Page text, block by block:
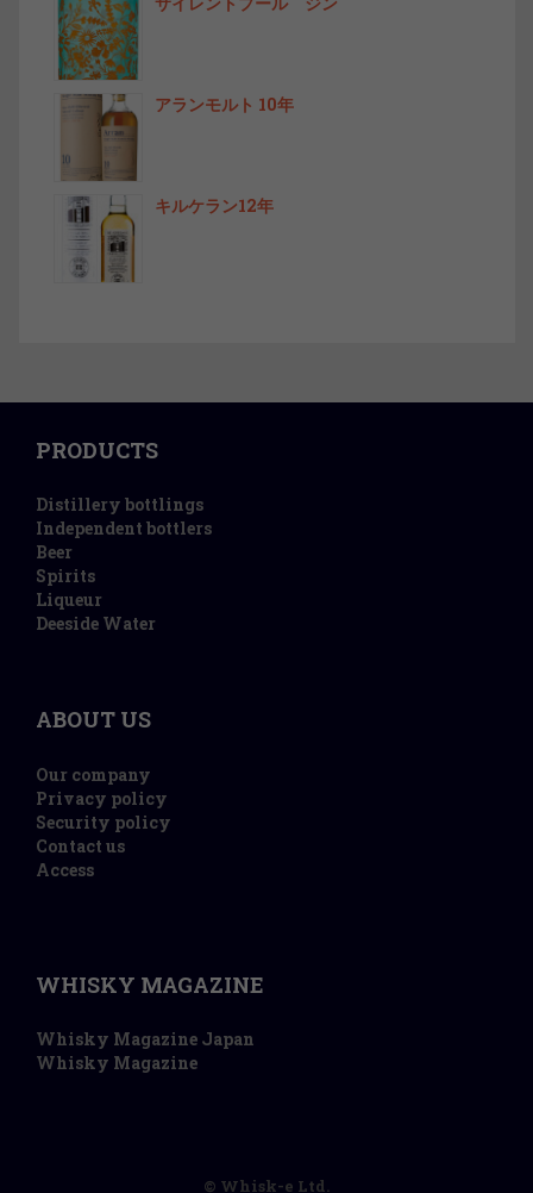
アランモルト 10年
キルケラン12年
PRODUCTS
Distillery bottlings
Independent bottlers
Beer
Spirits
Liqueur
Deeside Water
ABOUT US
Our company
Privacy policy
Security policy
Contact us
Access
WHISKY MAGAZINE
Whisky Magazine Japan
Whisky Magazine
© Whisk-e Ltd.